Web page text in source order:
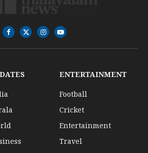
Facebook
X
(Twitter)
InstagramYouTube
ENTERTAINMENT
Football
Cricket
Entertainment
Travel